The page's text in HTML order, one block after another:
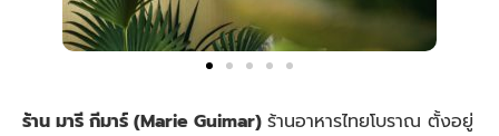
ร้าน มารี กีมาร์ (Marie Guimar) ร้านอาหารไทยโบราณ ตั้งอยู่